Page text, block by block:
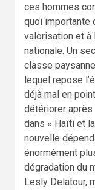
ces hommes
quoi importante
valorisation et à
nationale. Un
classe
lequel repose
déjà mal en
détériorer après
dans « Haïti et
nouvelle
énormément
dégradation du
Lesly Delatour,